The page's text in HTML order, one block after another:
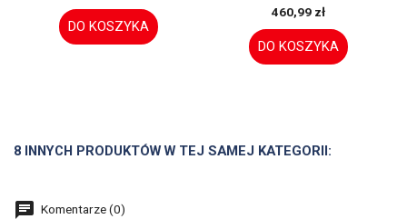
DO KOSZYKA
460,99 zł
DO KOSZYKA
8 INNYCH PRODUKTÓW W TEJ SAMEJ KATEGORII:
Komentarze (0)